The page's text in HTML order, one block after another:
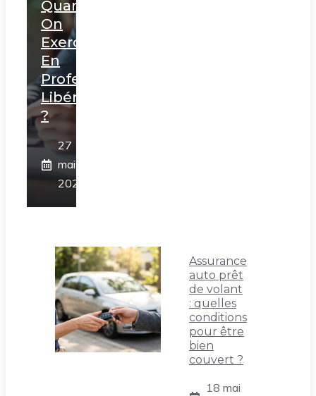
Quand
On
Exerce
En
Profession
Libérale
?
27
mai
2026
Assurance
auto prêt
de volant
: quelles
conditions
pour être
bien
couvert ?
18 mai